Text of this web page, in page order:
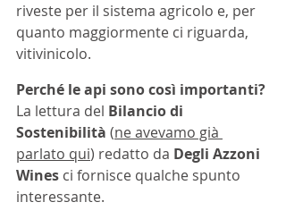
riveste per il sistema agricolo e, per
quanto maggiormente ci riguarda,
vitivinicolo.
Perché le api sono così importanti?
La lettura del Bilancio di
Sostenibilità (ne avevamo già
parlato qui) redatto da Degli Azzoni
Wines ci fornisce qualche spunto
interessante.